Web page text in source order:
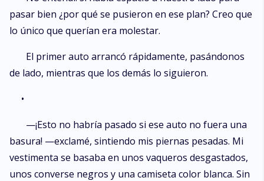
pasar bien ¿por qué se pusieron en ese plan? Creo que
lo único que querían era molestar.
El primer auto arrancó rápidamente, pasándonos
de lado, mientras que los demás lo siguieron.
•
—¡Esto no habría pasado si ese auto no fuera una
basura! —exclamé, sintiendo mis piernas pesadas. Mi
vestimenta se basaba en unos vaqueros desgastados,
unos converse negros y una camiseta color blanca. Sin